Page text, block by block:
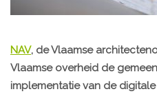
NAV, de Vlaamse
Vlaamse overheid de
implementatie van de